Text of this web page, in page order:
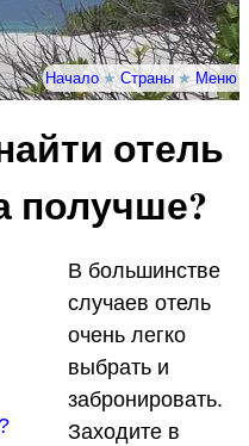
Начало★Страны★Меню
отель
получше?
В большинстве
случаев отель
очень легко
выбрать и
забронировать.
Заходите в